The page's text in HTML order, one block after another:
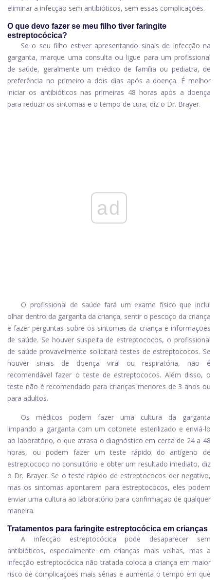
eliminar a infecção sem antibióticos, sem essas complicações.
O que devo fazer se meu filho tiver faringite
estreptocócica?
Se o seu filho estiver apresentando sinais de infecção na
garganta, marque uma consulta ou ligue para um profissional
de saúde, geralmente um médico de família ou pediatra, de
preferência no primeiro a dois dias após a doença. É melhor
iniciar os antibióticos nas primeiras 48 horas após a doença
para reduzir os sintomas e o tempo de cura, diz o Dr. Brayer.
ad
O profissional de saúde fará um exame físico que inclui
olhar dentro da garganta da criança, sentir o pescoço da criança
e fazer perguntas sobre os sintomas da criança e informações
de saúde. Se houver suspeita de estreptococos, o profissional
de saúde provavelmente solicitará testes de estreptococos. Se
houver sinais de doença viral ou respiratória, não é
recomendável fazer o teste de estreptococos. Além disso, o
teste não é recomendado para crianças menores de 3 anos ou
para adultos.
Os médicos podem fazer uma cultura da garganta
limpando a garganta com um cotonete esterilizado e enviá-lo
ao laboratório, o que atrasa o diagnóstico em cerca de 24 a 48
horas, ou podem fazer um teste rápido do antígeno de
estreptococo no consultório e obter um resultado imediato, diz
o Dr. Brayer. Se o teste rápido de estreptococos der negativo,
mas os sintomas apontarem para estreptococos, eles podem
enviar uma cultura ao laboratório para confirmação de qualquer
maneira.
Tratamentos para faringite estreptocócica em crianças
A infecção estreptocócica pode desaparecer sem
antibióticos, especialmente em crianças mais velhas, mas a
infecção estreptocócica não tratada coloca a criança em maior
risco de complicações mais sérias e aumenta o tempo em que